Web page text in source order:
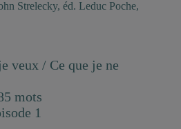
Strelecky, éd. Leduc Poche,
veux / Ce que je ne
mots
1